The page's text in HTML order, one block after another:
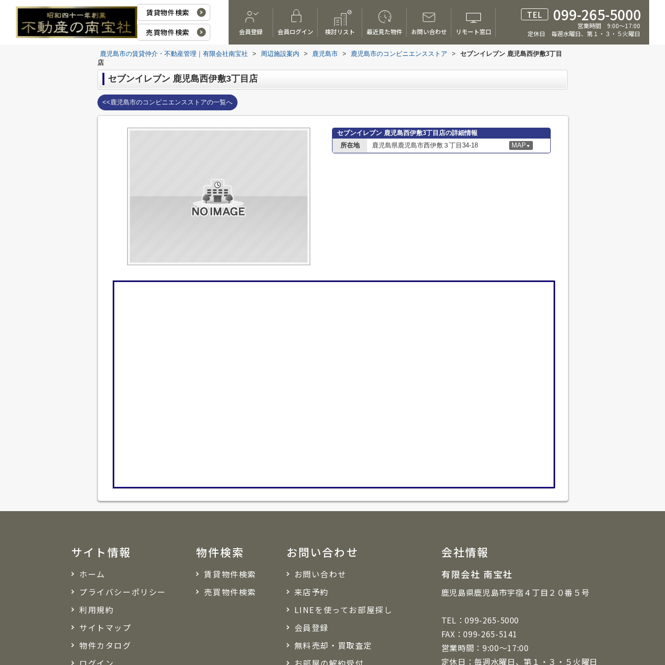
賃貸物件検索
売買物件検索
会員登録 会員ログイン 検討リスト 最近見た物件 お問い合わせ リモート窓口
TEL 099-265-5000
営業時間 9:00～17:00
定休日 毎週水曜日、第１・３・５火曜日
鹿児島市の賃貸仲介・不動産管理｜有限会社南宝社 > 周辺施設案内 > 鹿児島市 > 鹿児島市のコンビニエンスストア >
セブンイレブン 鹿児島西伊敷3丁目
店
セブンイレブン 鹿児島西伊敷3丁目店
<<鹿児島市のコンビニエンスストアの一覧へ
セブンイレブン 鹿児島西伊敷3丁目店の詳細情報
所在地
鹿児島県鹿児島市西伊敷３丁目34-18 MAP ▼
サイト情報
ホーム
プライバシーポリシー
利用規約
サイトマップ
物件カタログ
物件検索
賃貸物件検索
売買物件検索
お問い合わせ
お問い合わせ
来店予約
LINEを使ってお部屋探し
会員登録
無料売却・買取査定
会社情報
有限会社 南宝社
鹿児島県鹿児島市宇宿４丁目２０番５号
TEL：099-265-5000
FAX：099-265-5141
営業時間：9:00～17:00
定休日：毎週水曜日、第１・３・５火曜日